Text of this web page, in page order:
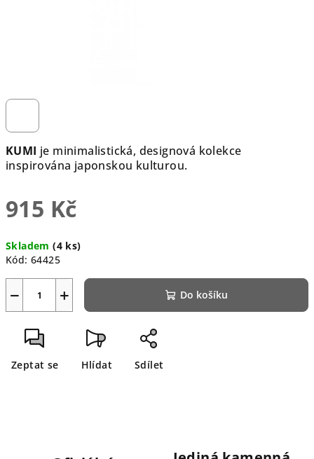
KUMI je minimalistická, designová kolekce
inspirována japonskou kulturou.
915 Kč
cena:
Skladem(4 ks)
Kód: 64425
+
− Do košíku
Zeptat se Hlídat Sdílet